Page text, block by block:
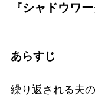
『シャドウワ
あらすじ
繰り返される夫